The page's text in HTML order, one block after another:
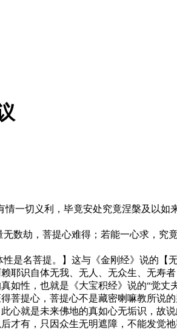
切义利，毕竟安处究竟涅槃及以如
劫，菩提心难得；若能一心求，究
名菩提。】这与《金刚经》说的【
识自体无我、无人、无众生、无寿
如性，也就是《大宝积经》说的“觉
提心，菩提心不是藏密喇嘛教所说
就是未来佛地的真如心无垢识，故说
有，只因众生无明遮障，不能发觉